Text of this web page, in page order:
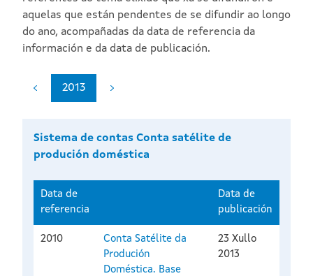
aquelas que están pendentes de se difundir ao longo
do ano, acompañadas da data de referencia da
información e da data de publicación.
2013
Sistema de contas Conta satélite de
produción doméstica
Data de
referencia
Data de
publicación
2010
Conta Satélite da
Produción
Doméstica. Base
23 Xullo
2013